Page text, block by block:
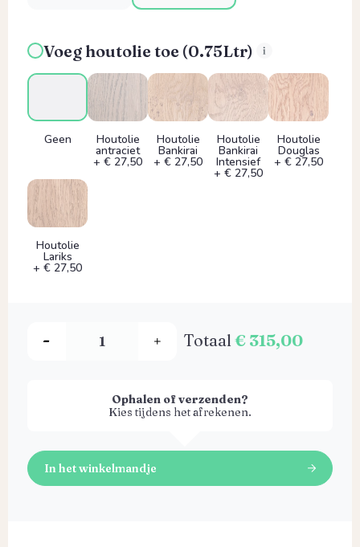
Voeg houtolie toe (0.75Ltr)
Geen Houtolie
antraciet
+ € 27,50
Houtolie
Bankirai
+ € 27,50
Houtolie
Bankirai
Intensief
+ € 27,50
Houtolie
Douglas
+ € 27,50
Houtolie
Lariks
+ € 27,50
Totaal € 315,00
Ophalen of verzenden?
Kies tijdens het afrekenen.
In het winkelmandje